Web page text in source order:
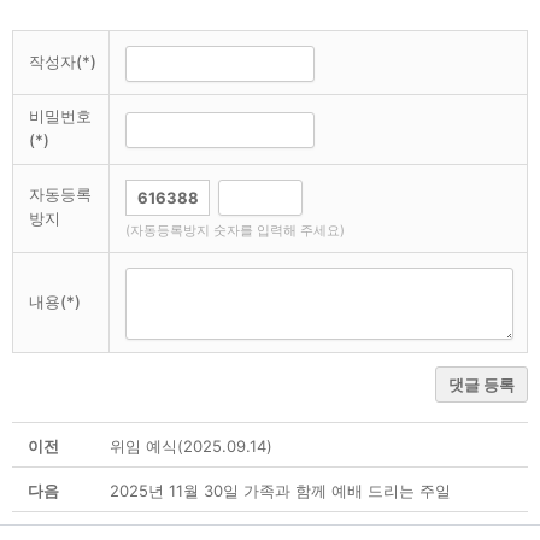
작성자(*)
비밀번호
(*)
자동등록
방지
(자동등록방지 숫자를 입력해 주세요)
내용(*)
댓글 등록
이전 위임 예식(2025.09.14)
다음 2025년 11월 30일 가족과 함께 예배 드리는 주일